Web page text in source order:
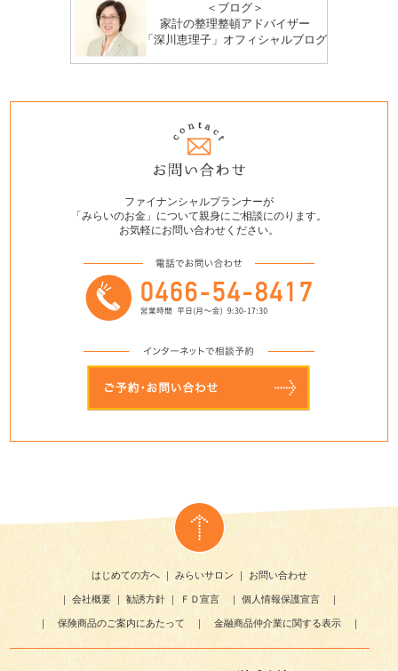
＜ブログ＞
家計の整理整頓アドバイザー
「深川恵理子」オフィシャルブログ
ファイナンシャルプランナーが
「みらいのお金」について親身にご相談にのります。
お気軽にお問い合わせください。
はじめての方へ｜ みらいサロン ｜ お問い合わせ
｜会社概要｜ 勧誘方針｜ ＦＤ宣言｜ 個人情報保護宣言｜
｜ 保険商品のご案内にあたって ｜ 金融商品仲介業に関する表示｜